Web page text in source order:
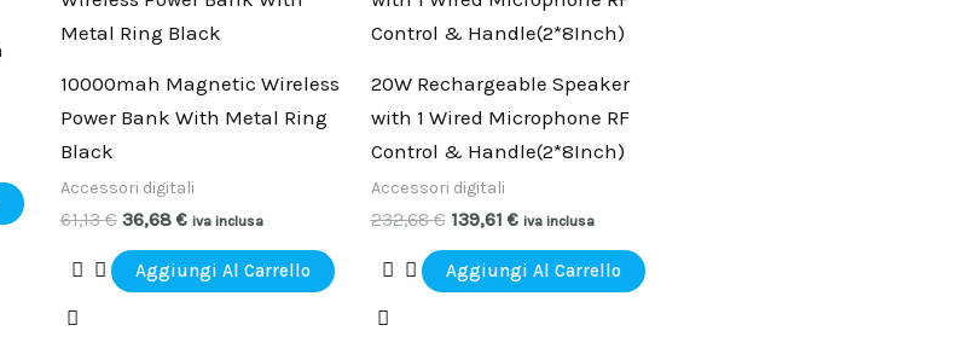
10000mah Magnetic Wireless
Power Bank With Metal Ring
Black
Accessori digitali
61,13€
era:
61,13 €.
36,68 €
è:
iva inclusa
Aggiungi Al Carrello
20W Rechargeable Speaker
with 1 Wired Microphone RF
Control & Handle(2*8Inch)
Accessori digitali
232,68€
era:
139,61 €
è:
iva inclusa
Aggiungi Al Carrello